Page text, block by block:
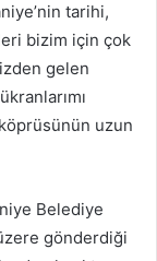
tarihi,
bizim için çok
gelen
uzun
Belediye
gönderdiği